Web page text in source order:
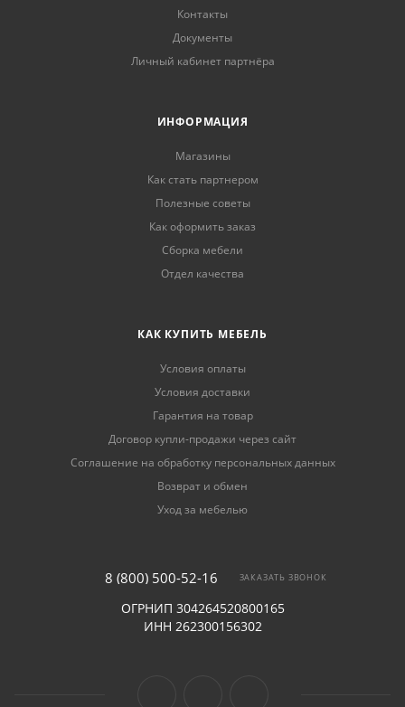
Контакты
Документы
Личный кабинет партнёра
ИНФОРМАЦИЯ
Магазины
Как стать партнером
Полезные советы
Как оформить заказ
Сборка мебели
Отдел качества
КАК КУПИТЬ МЕБЕЛЬ
Условия оплаты
Условия доставки
Гарантия на товар
Договор купли-продажи через сайт
Соглашение на обработку персональных данных
Возврат и обмен
Уход за мебелью
8 (800) 500-52-16 ЗАКАЗАТЬ ЗВОНОК
ОГРНИП 304264520800165
ИНН 262300156302